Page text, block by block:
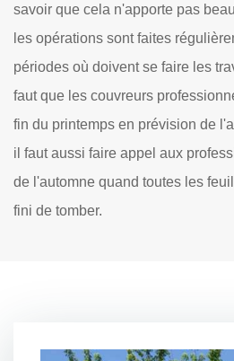
savoir que cela n'apporte pas
les opérations sont faites
périodes où doivent se faire les
faut que les couvreurs
fin du printemps en prévision de
il faut aussi faire appel aux
de l'automne quand toutes les
fini de tomber.